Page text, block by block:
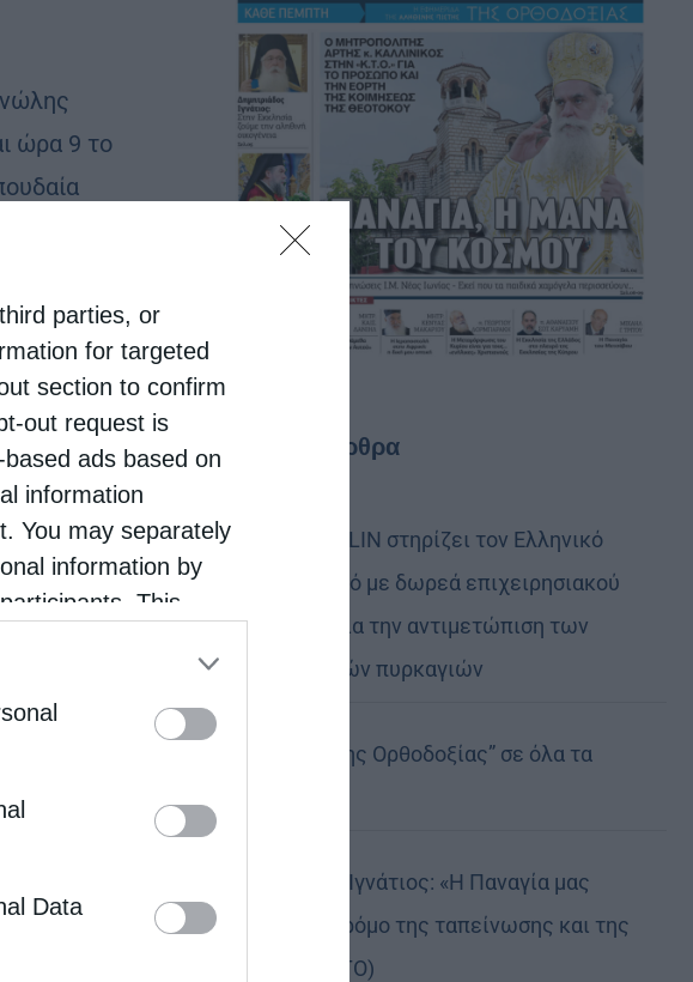
parties, or
for targeted
section to confirm
out request is
ads based on
information
You may separately
information by
This
further disclose it to
Data
ώρα 9 το
Τελευταία άρθρα
Η LEROY MERLIN στηρίζει τον Ελληνικό
Ερυθρό Σταυρό με δωρεά επιχειρησιακού
εξοπλισμού για την αντιμετώπιση των
καταστροφικών πυρκαγιών
Η “Κιβωτός της Ορθοδοξίας” σε όλα τα
Δημητριάδος Ιγνάτιος: «Η Παναγία μας
δείχνει τον δρόμο της ταπείνωσης και της
σιωπής» (ΦΩΤΟ)